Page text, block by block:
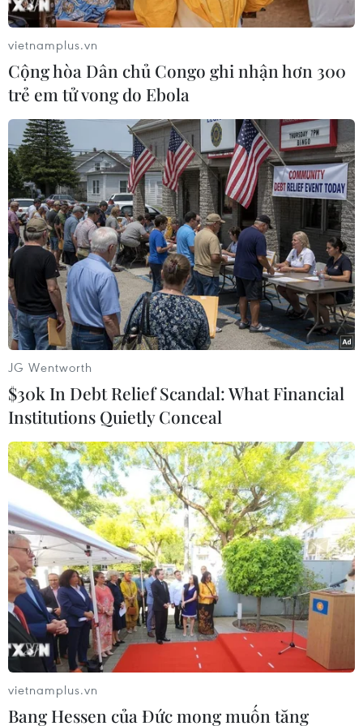
Điện Biên từng bước hình thành thị
trường tín chỉ carbon rừng
08/08/2026 06:50
Nghệ An: Lũ cuốn cầu tạm trên sông
Nậm Nơn khiến 3 bản ở xã Mỹ Lý bị
chia cắt
08/08/2026 06:36
CHỦ ĐỀ NÓNG
75 năm Bác Hồ ra lời kêu gọi
Thi đua ái quốc
+XEM THÊM
Không ngừng làm sống động,
làm mới các phong trào thi đua
20/02/2024 13:31
Tạo động lực cổ vũ cán bộ,
Hội nghị Đối
+XEM THÊM
Nâng cao chất
đảng, công tác
ngành ngoại
vietnamplus.vn
Cộng hòa Dân chủ Congo ghi nhận hơn 300
trẻ em tử vong do Ebola
JG Wentworth
$30k In Debt Relief Scandal: What Financial
Institutions Quietly Conceal
vietnamplus.vn
Bang Hessen của Đức mong muốn tăng